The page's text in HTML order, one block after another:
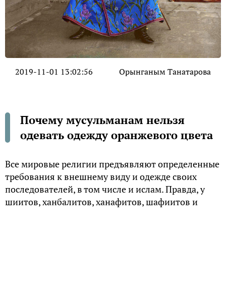
2019-11-01 13:02:56 Орынганым Танатарова
Почему мусульманам нельзя
одевать одежду оранжевого цвета
Все мировые религии предъявляют определенные
требования к внешнему виду и одежде своих
последователей, в том числе и ислам. Правда, у
шиитов, ханбалитов, ханафитов, шафиитов и